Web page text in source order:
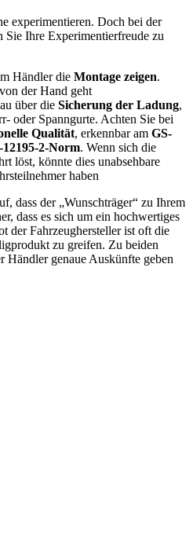
experimentieren. Doch bei der
Sie Ihre Experimentierfreude zu
Händler die Montage zeigen.
der Hand geht
über die Sicherung der Ladung,
oder Spanngurte. Achten Sie bei
Qualität, erkennbar am GS-
2-Norm. Wenn sich die
löst, könnte dies unabsehbare
haben
dass der „Wunschträger“ zu Ihrem
dass es sich um ein hochwertiges
der Fahrzeughersteller ist oft die
zu greifen. Zu beiden
Händler genaue Auskünfte geben
Wagens belasten Gepäckträger
also nicht nur wissen, wie viel
sondern auch Ihr Wagen. Finden
in der Betriebsanleitung Ihres
direkt beim
Sie das Eigengewicht des
der Dachbox) und das
vergleichen Sie es mit den Angaben
zulässigen Stützlast des Fahrzeugs